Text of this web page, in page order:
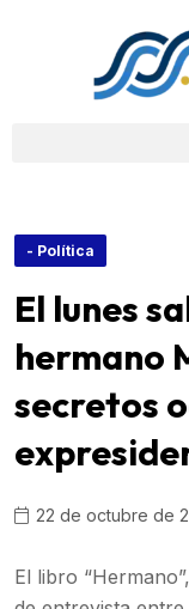
- Política
El lunes
hermano
secretos
22 de octubre de
El libro